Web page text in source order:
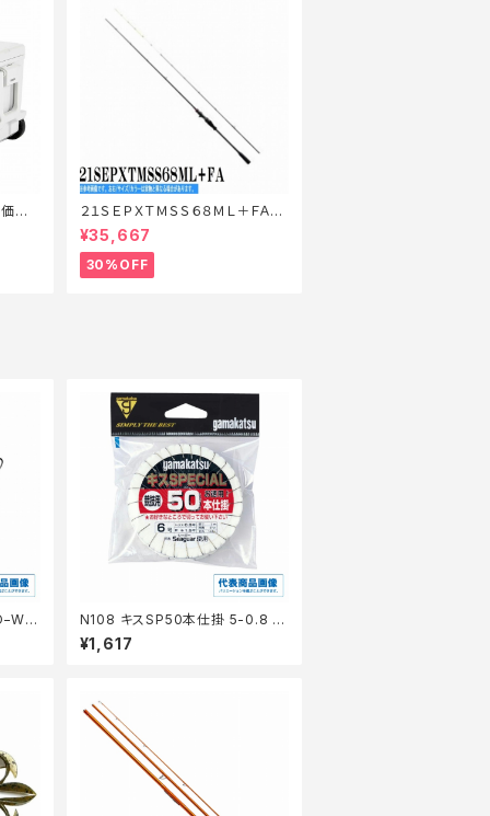
装
２１ＳＥＰＸＴＭＳＳ６８ＭＬ＋ＦＡ
【特価ロッド】【30】
¥35,667
30%OFF
N108 キスSP50本仕掛 5-0.8 茶
【継続セール_仕掛】
¥1,617